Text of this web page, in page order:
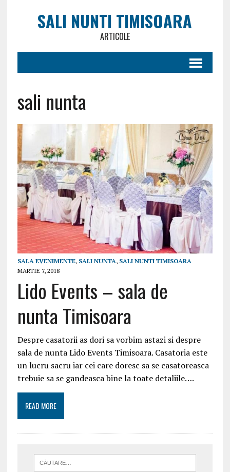
SALI NUNTI TIMISOARA
ARTICOLE
sali nunta
SALA EVENIMENTE, SALI NUNTA, SALI NUNTI TIMISOARA
MARTIE 7, 2018
Lido Events – sala de
nunta Timisoara
Despre casatorii as dori sa vorbim astazi si despre
sala de nunta Lido Events Timisoara. Casatoria este
un lucru sacru iar cei care doresc sa se casatoreasca
trebuie sa se gandeasca bine la toate detaliile….
READ MORE